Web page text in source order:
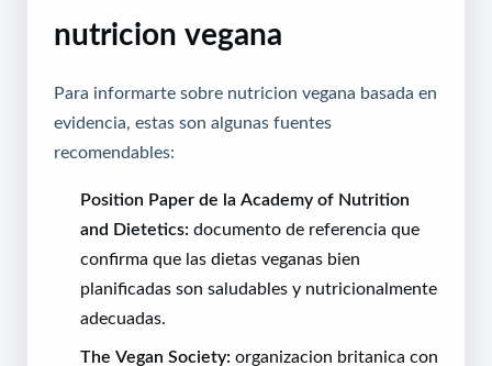
nutricion vegana
Para informarte sobre nutricion vegana basada en
evidencia, estas son algunas fuentes
recomendables:
Position Paper de la Academy of Nutrition
and Dietetics: documento de referencia que
confirma que las dietas veganas bien
planificadas son saludables y nutricionalmente
adecuadas.
The Vegan Society: organizacion britanica con